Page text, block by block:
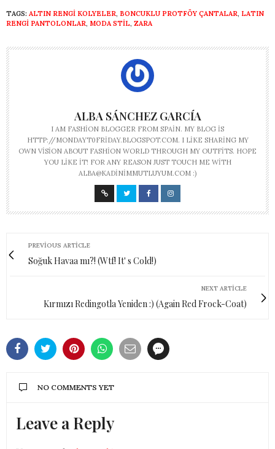
TAGS: ALTIN RENGI KOLYELER, BONCUKLU PROTFÖY ÇANTALAR, LATIN
RENGI PANTOLONLAR, MODA STIL, ZARA
ALBA SÁNCHEZ GARCÍA
I AM FASHION BLOGGER FROM SPAIN. MY BLOG IS
HTTP://MONDAYT0FRIDAY.BLOGSPOT.COM. I LIKE SHARING MY
OWN VISION ABOUT FASHION WORLD THROUGH MY OUTFITS. HOPE
YOU LIKE IT! FOR ANY REASON JUST TOUCH ME WITH
ALBA@KADINIMMUTLUYUM.COM :)
PREVIOUS ARTICLE
Soğuk Havaa mı?! (Wtf! It' s Cold!)
NEXT ARTICLE
Kırmızı Redingotla Yeniden :) (Again Red Frock-Coat)
NO COMMENTS YET
Leave a Reply